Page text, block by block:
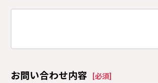
お問い合わせ内容 必須